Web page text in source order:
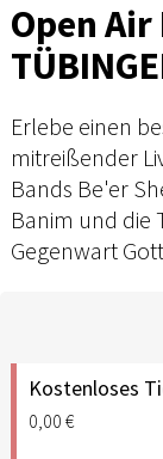
Open Air
Erlebe einen
mitreißender
Bands Be'er
Banim und die
Gegenwart
Kostenloses
0,00 €